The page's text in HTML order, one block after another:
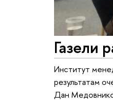
Газели
Институт
результатам
Дан